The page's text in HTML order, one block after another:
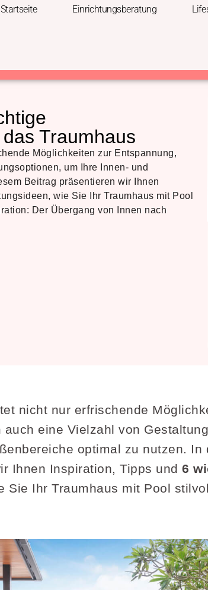
Startseite Einrichtungsberatung
Traumhaus
Möglichkeiten zur Entspannung,
um Ihre Innen- und
Beitrag präsentieren wir Ihnen
wie Sie Ihr Traumhaus mit Pool
Der Übergang von Innen nach
nicht nur erfrischende
auch eine Vielzahl von
optimal zu nutzen. In
Ihnen Inspiration, Tipps und 6
Sie Ihr Traumhaus mit Pool